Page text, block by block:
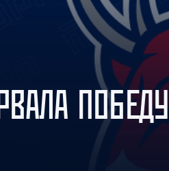
Амур
Барыс
Салават
Сибирь